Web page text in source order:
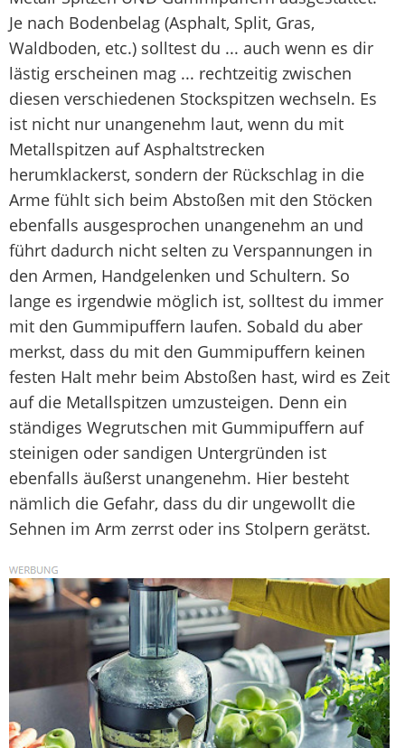
Je nach Bodenbelag (Asphalt, Split, Gras,
Waldboden, etc.) solltest du ... auch wenn es dir
lästig erscheinen mag ... rechtzeitig zwischen
diesen verschiedenen Stockspitzen wechseln. Es
ist nicht nur unangenehm laut, wenn du mit
Metallspitzen auf Asphaltstrecken
herumklackerst, sondern der Rückschlag in die
Arme fühlt sich beim Abstoßen mit den Stöcken
ebenfalls ausgesprochen unangenehm an und
führt dadurch nicht selten zu Verspannungen in
den Armen, Handgelenken und Schultern. So
lange es irgendwie möglich ist, solltest du immer
mit den Gummipuffern laufen. Sobald du aber
merkst, dass du mit den Gummipuffern keinen
festen Halt mehr beim Abstoßen hast, wird es Zeit
auf die Metallspitzen umzusteigen. Denn ein
ständiges Wegrutschen mit Gummipuffern auf
steinigen oder sandigen Untergründen ist
ebenfalls äußerst unangenehm. Hier besteht
nämlich die Gefahr, dass du dir ungewollt die
Sehnen im Arm zerrst oder ins Stolpern gerätst.